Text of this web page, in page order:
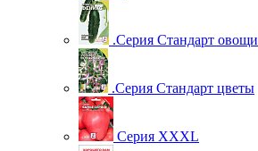
.Серия Стандарт овощи
.Серия Стандарт цветы
Серия XXXL